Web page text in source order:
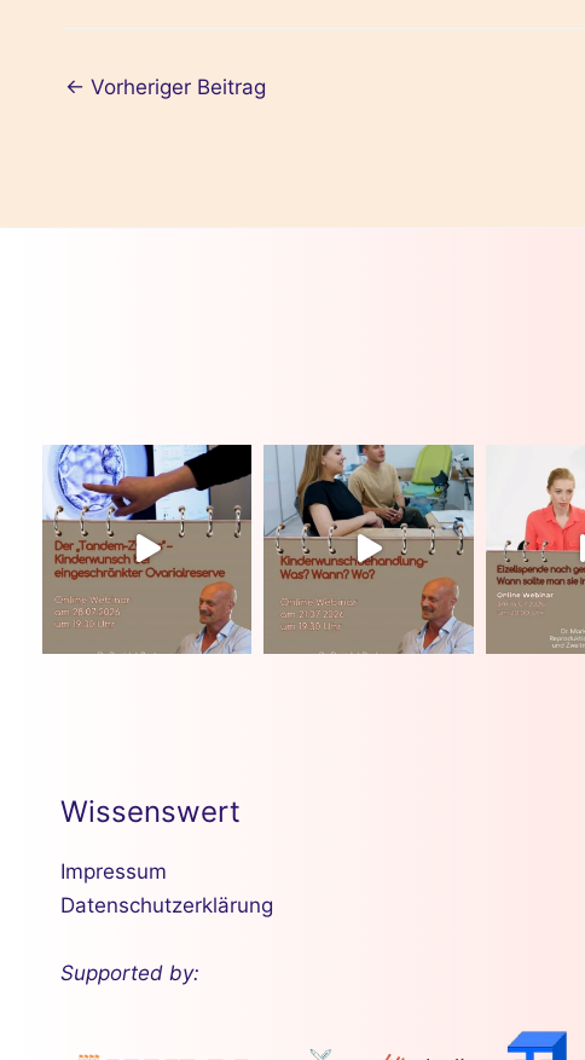
← Vorheriger Beitrag
Wissenswert
Impressum
Datenschutzerklärung
Supported by: